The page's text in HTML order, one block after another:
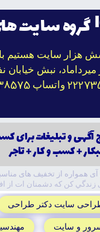
گروه سایت
هزار سایت هستیم
میرداماد، نبش
واتساپ
و تبليغات براى
+ كسب و كار + تاجر
آى همواره از تخفيف هاى
کن که دشمنان ات از
سايت دکتر طراحى
و سايت